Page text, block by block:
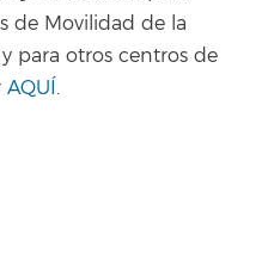
de Movilidad de la
para otros centros de
AQUÍ.